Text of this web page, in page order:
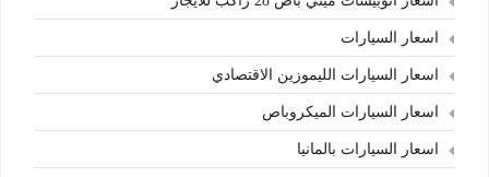
اسعار السيارات
اسعار السيارات الليموزين الاقتصادي
اسعار السيارات الميكروباص
اسعار السيارات بالمانيا